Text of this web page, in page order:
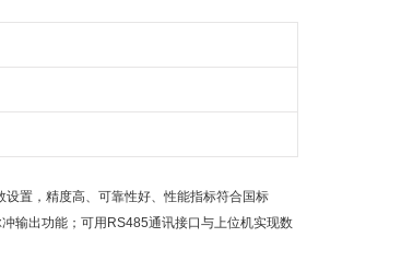
置，精度高、可靠性好、性能指标符合国标
输出功能；可用RS485通讯接口与上位机实现数